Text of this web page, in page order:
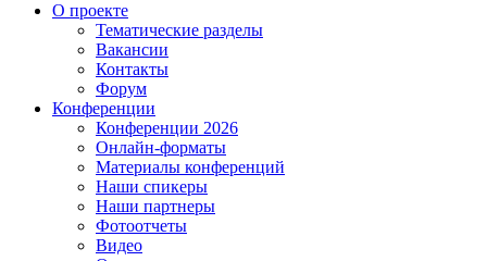
О проекте
Тематические разделы
Вакансии
Контакты
Форум
Конференции
Конференции 2026
Онлайн-форматы
Материалы конференций
Наши спикеры
Наши партнеры
Фотоотчеты
Видео